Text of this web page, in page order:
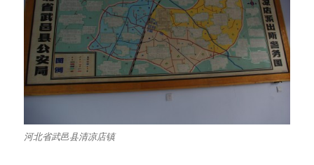
为
农
家
书
屋
管
理
河北省武邑县清凉店镇